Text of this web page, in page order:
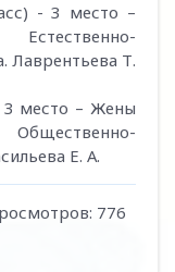
- 3 место –
Лаврентьева Т.
место – Жены
Е. А.
: 776